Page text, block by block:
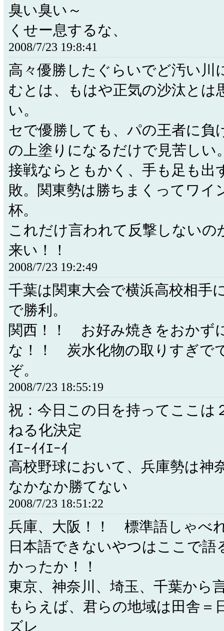
臭い臭い～
くせー息するな、
2008/7/23 19:8:41
高々優勝したぐらいでど汚い川
むとは、もはや正気の沙汰とは
い。
セで優勝しても、パの王者に負
の上塗りになるだけで見苦しい
接戦ならともかく、手も足も出
敗。関東勢は勝ちまくってワイ
杯。
これだけ言われて反撃しないの
来い！！
2008/7/23 19:2:49
千葉は関東大会で横浜高校相手
で勝利。
関西！！ お好み焼きをおかず
な！！ 炭水化物の取りすぎで
ぞ。
2008/7/23 18:55:19
祝：今日この日を持ってここは
ねる化決定
ｲｴｰｲｲｴｰｲ
高校野球において、兵庫勢は神
なかなか勝てない
2008/7/23 18:51:22
兵庫、大阪！！ 標準語しゃべ
日本語できないやつはここで語
かったか！！
東京、神奈川、埼玉、千葉から
もらえば、君らの地域は田舎＝
ズレ